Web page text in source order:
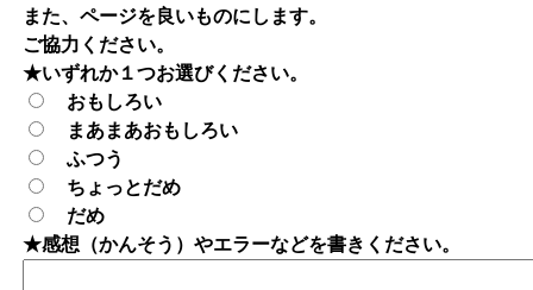
また、ページを良いものにします。
ご協力ください。
★いずれか１つお選びください。
おもしろい
まあまあおもしろい
ふつう
ちょっとだめ
だめ
★感想（かんそう）やエラーなどを書きください。